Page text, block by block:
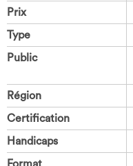
Prix
Type
Public
Région
Certification
Handicaps